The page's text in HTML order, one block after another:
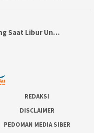
Saat Libur Un…
REDAKSI
DISCLAIMER
PEDOMAN MEDIA SIBER